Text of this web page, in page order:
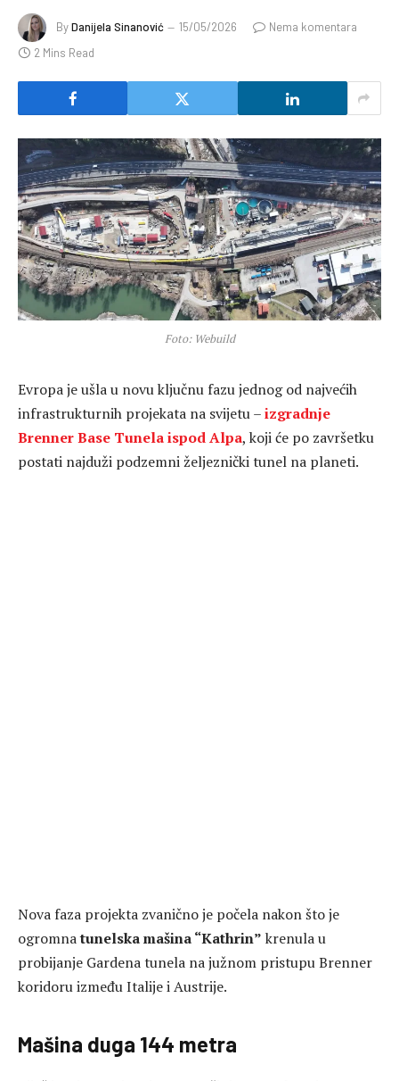
ByDanijela Sinanović 15/05/2026
Nema komentara
2 Mins Read
Foto: Webuild
Evropa je ušla u novu ključnu fazu jednog od najvećih
infrastrukturnih projekata na svijetu –izgradnje
Brenner Base Tunela ispod Alpa, koji će po završetku
postati najduži podzemni željeznički tunel na planeti.
Nova faza projekta zvanično je počela nakon što je
ogromnatunelska mašina “Kathrin” krenula u
probijanje Gardena tunela na južnom pristupu Brenner
koridoru između Italije i Austrije.
Mašina duga 144 metra